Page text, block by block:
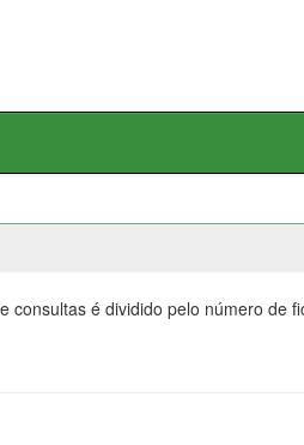
é dividido pelo número de